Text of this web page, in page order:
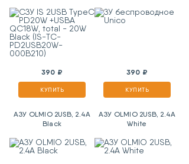
TC-PD2USB20W-
000B210)
390 ₽
КУПИТЬ
390 ₽
КУПИТЬ
АЗУ OLMIO 2USB, 2.4A
Black
АЗУ OLMIO 2USB, 2.4A
White